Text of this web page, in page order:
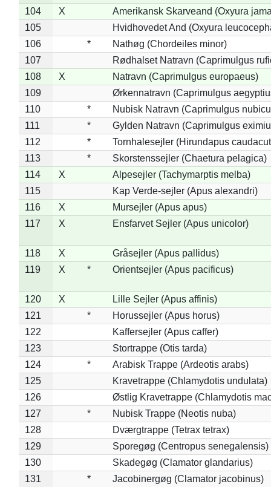
104 X
Amerikansk Skarveand (Oxyura
105
Hvidhovedet And (Oxyura
106
*
Nathøg (Chordeiles minor)
107
Rødhalset Natravn (Caprimulgus
108
X
Natravn (Caprimulgus europaeus)
109
Ørkennatravn (Caprimulgus
110
*
Nubisk Natravn (Caprimulgus
111
*
Gylden Natravn (Caprimulgus
112
*
Tornhalesejler (Hirundapus
113
*
Skorstenssejler (Chaetura pelagica)
114
X
Alpesejler (Tachymarptis melba)
115
Kap Verde-sejler (Apus alexandri)
116
X
Mursejler (Apus apus)
117
X Ensfarvet Sejler (Apus unicolor)
118 X
Gråsejler (Apus pallidus)
119
X * Orientsejler (Apus pacificus)
120 X
Lille Sejler (Apus affinis)
121
*
Horussejler (Apus horus)
122
Kaffersejler (Apus caffer)
123
Stortrappe (Otis tarda)
124
*
Arabisk Trappe (Ardeotis arabs)
125
Kravetrappe (Chlamydotis undulata)
126
Østlig Kravetrappe (Chlamydotis
127
*
Nubisk Trappe (Neotis nuba)
128
Dværgtrappe (Tetrax tetrax)
129
Sporegøg (Centropus senegalensis)
130
Skadegøg (Clamator glandarius)
131
*
Jacobinergøg (Clamator jacobinus)